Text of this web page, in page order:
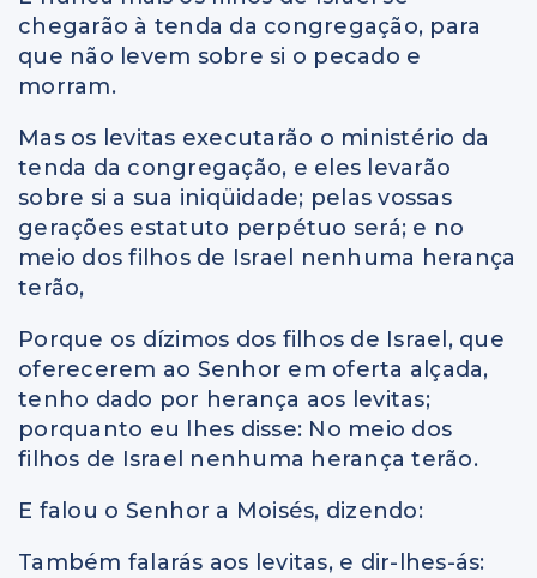
chegarão à tenda da congregação, para
que não levem sobre si o pecado e
morram.
Mas os levitas executarão o ministério da
tenda da congregação, e eles levarão
sobre si a sua iniqüidade; pelas vossas
gerações estatuto perpétuo será; e no
meio dos filhos de Israel nenhuma herança
terão,
Porque os dízimos dos filhos de Israel, que
oferecerem ao Senhor em oferta alçada,
tenho dado por herança aos levitas;
porquanto eu lhes disse: No meio dos
filhos de Israel nenhuma herança terão.
E falou o Senhor a Moisés, dizendo:
Também falarás aos levitas, e dir-lhes-ás: